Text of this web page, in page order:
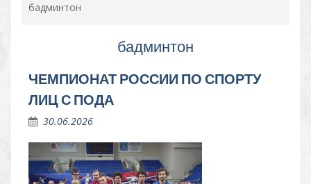
бадминтон
бадминтон
ЧЕМПИОНАТ РОССИИ ПО СПОРТУ
ЛИЦ С ПОДА
30.06.2026